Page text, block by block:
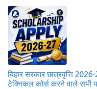
बिहार सरकार छात्रवृत्ति
टेक्निकल कोर्स करने वाले सभी